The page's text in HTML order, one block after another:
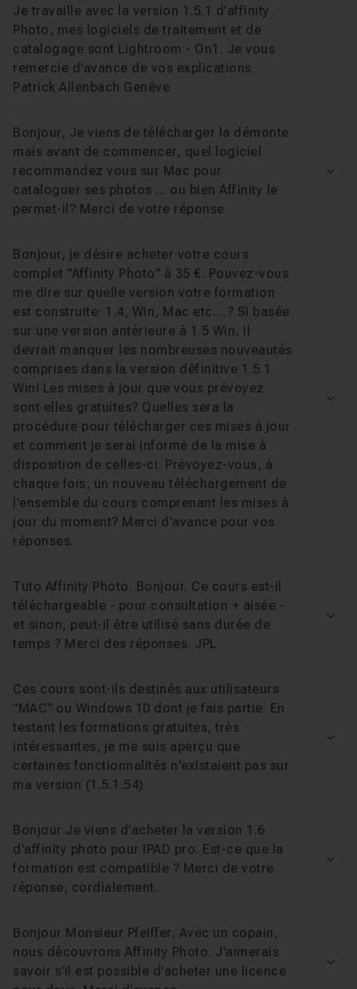
Je travaille avec la version 1.5.1 d'affinity
Photo, mes logiciels de traitement et de
catalogage sont Lightroom - On1. Je vous
remercie d'avance de vos explications.
Patrick Allenbach Genève
Bonjour, Je viens de télécharger la démonte
mais avant de commencer, quel logiciel
recommandez vous sur Mac pour
cataloguer ses photos ... ou bien Affinity le
permet-il? Merci de votre réponse
Bonjour, je désire acheter votre cours
complet "Affinity Photo" à 35 €. Pouvez-vous
me dire sur quelle version votre formation
est construite: 1.4, Win, Mac etc....? Si basée
sur une version antérieure à 1.5 Win, il
devrait manquer les nombreuses nouveautés
comprises dans la version définitive 1.5.1
Win! Les mises à jour que vous prévoyez
sont elles gratuites? Quelles sera la
procédure pour télécharger ces mises à jour
et comment je serai informé de la mise à
disposition de celles-ci. Prévoyez-vous, à
chaque fois, un nouveau téléchargement de
l'ensemble du cours comprenant les mises à
jour du moment? Merci d'avance pour vos
réponses.
Tuto Affinity Photo. Bonjour. Ce cours est-il
téléchargeable - pour consultation + aisée -
et sinon, peut-il être utilisé sans durée de
temps ? Merci des réponses. JPL
Ces cours sont-ils destinés aux utilisateurs
"MAC" ou Windows 10 dont je fais partie. En
testant les formations gratuites, très
intéressantes, je me suis aperçu que
certaines fonctionnalités n'existaient pas sur
ma version (1.5.1.54)
Bonjour Je viens d'acheter la version 1.6
d'affinity photo pour IPAD pro. Est-ce que la
formation est compatible ? Merci de votre
réponse, cordialement.
Bonjour Monsieur Pfeiffer, Avec un copain,
nous découvrons Affinity Photo. J'aimerais
savoir s'il est possible d'acheter une licence